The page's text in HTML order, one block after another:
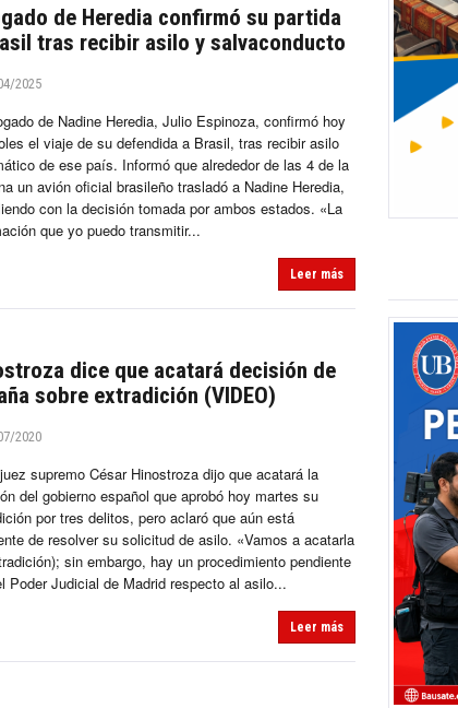
de Heredia confirmó su partida
tras recibir asilo y salvaconducto
2025
de Nadine Heredia, Julio Espinoza, confirmó hoy
el viaje de su defendida a Brasil, tras recibir asilo
de ese país. Informó que alrededor de las 4 de la
un avión oficial brasileño trasladó a Nadine Heredia,
con la decisión tomada por ambos estados. «La
que yo puedo transmitir...
Leer más
dice que acatará decisión de
sobre extradición (VIDEO)
2020
supremo César Hinostroza dijo que acatará la
del gobierno español que aprobó hoy martes su
por tres delitos, pero aclaró que aún está
de resolver su solicitud de asilo. «Vamos a acatarla
sin embargo, hay un procedimiento pendiente
Poder Judicial de Madrid respecto al asilo...
Leer más